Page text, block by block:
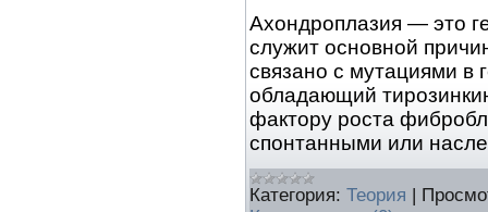
Ахондроплазия — это
служит основной
связано с мутациями в
обладающий
фактору роста
спонтанными или
Категория: Теория